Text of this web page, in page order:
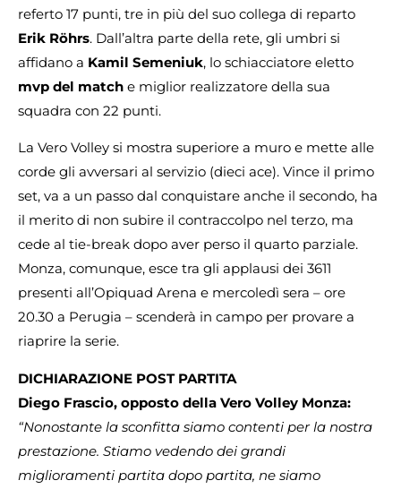
referto 17 punti, tre in più del suo collega di reparto
Erik Röhrs. Dall’altra parte della rete, gli umbri si
affidano a Kamil Semeniuk, lo schiacciatore eletto
mvp del match e miglior realizzatore della sua
squadra con 22 punti.
La Vero Volley si mostra superiore a muro e mette alle
corde gli avversari al servizio (dieci ace). Vince il primo
set, va a un passo dal conquistare anche il secondo, ha
il merito di non subire il contraccolpo nel terzo, ma
cede al tie-break dopo aver perso il quarto parziale.
Monza, comunque, esce tra gli applausi dei 3611
presenti all’Opiquad Arena e mercoledì sera – ore
20.30 a Perugia – scenderà in campo per provare a
riaprire la serie.
DICHIARAZIONE POST PARTITA
Diego Frascio, opposto della Vero Volley Monza:
“Nonostante la sconfitta siamo contenti per la nostra
prestazione. Stiamo vedendo dei grandi
miglioramenti partita dopo partita, ne siamo